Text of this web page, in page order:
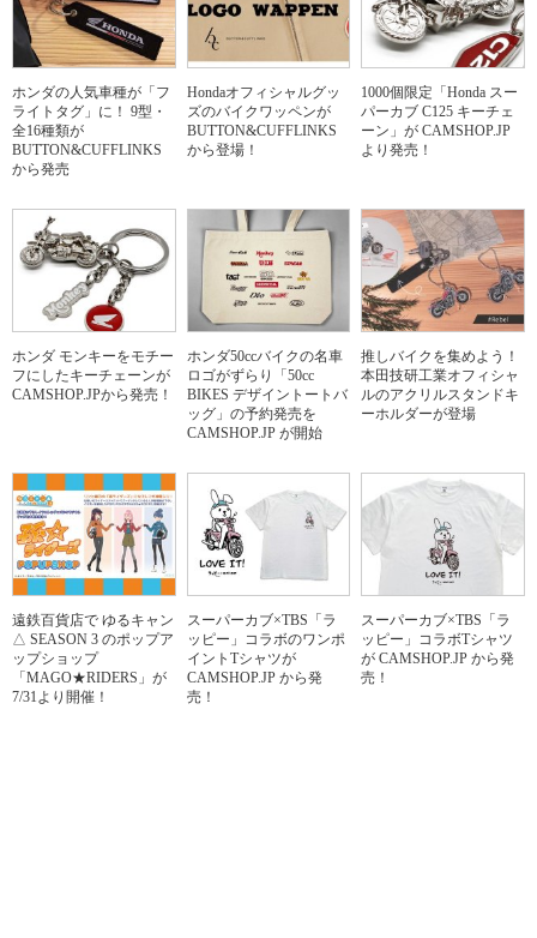
ホンダの人気車種が「フ
ライトタグ」に！ 9型・
全16種類が
BUTTON&CUFFLINKS
から発売
Hondaオフィシャルグッ
ズのバイクワッペンが
BUTTON&CUFFLINKS
から登場！
1000個限定「Honda スー
パーカブ C125 キーチェ
ーン」が CAMSHOP.JP
より発売！
ホンダ モンキーをモチー
フにしたキーチェーンが
CAMSHOP.JPから発売！
ホンダ50ccバイクの名車
ロゴがずらり「50cc
BIKES デザイントートバ
ッグ」の予約発売を
CAMSHOP.JP が開始
推しバイクを集めよう！
本田技研工業オフィシャ
ルのアクリルスタンドキ
ーホルダーが登場
遠鉄百貨店で ゆるキャン
△ SEASON 3 のポップア
ップショップ
「MAGO★RIDERS」が
7/31より開催！
スーパーカブ×TBS「ラ
ッピー」コラボのワンポ
イントTシャツが
CAMSHOP.JP から発
売！
スーパーカブ×TBS「ラ
ッピー」コラボTシャツ
が CAMSHOP.JP から発
売！